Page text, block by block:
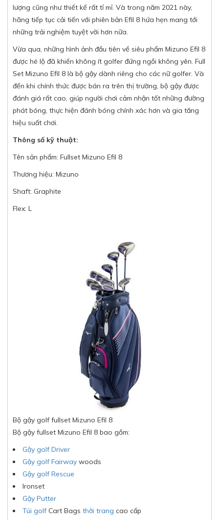
lượng cũng như thiết kế rất tỉ mỉ. Và trong năm 2021 này,
hãng tiếp tục cải tiến với phiên bản Efil 8 hứa hẹn mang tới
những trải nghiệm tuyệt vời hơn nữa.
Vừa qua, những hình ảnh đầu tiên về siêu phẩm Mizuno Efil 8
được hé lộ đã khiến không ít golfer đứng ngồi không yên. Full
Set Mizuno Efil 8 là bộ gậy dành riêng cho các nữ golfer. Và
đến khi chính thức được bán ra trên thị trường, bộ gậy được
đánh giá rất cao, giúp người chơi cảm nhận tốt những đường
phát bóng, thực hiện đánh bóng chính xác hơn và gia tăng
hiệu suất chơi.
Thông số kỹ thuật:
Tên sản phẩm: Fullset Mizuno Efil 8
Thương hiệu: Mizuno
Shaft: Graphite
Flex: L
Bộ gậy golf fullset Mizuno Efil 8
Bộ gậy fullset Mizuno Efil 8 bao gồm:
Gậy golf Driver
Gậy golf Fairway woods
Gậy golf Rescue
Ironset
Gậy Putter
Túi golfCart Bags thời trang cao cấp